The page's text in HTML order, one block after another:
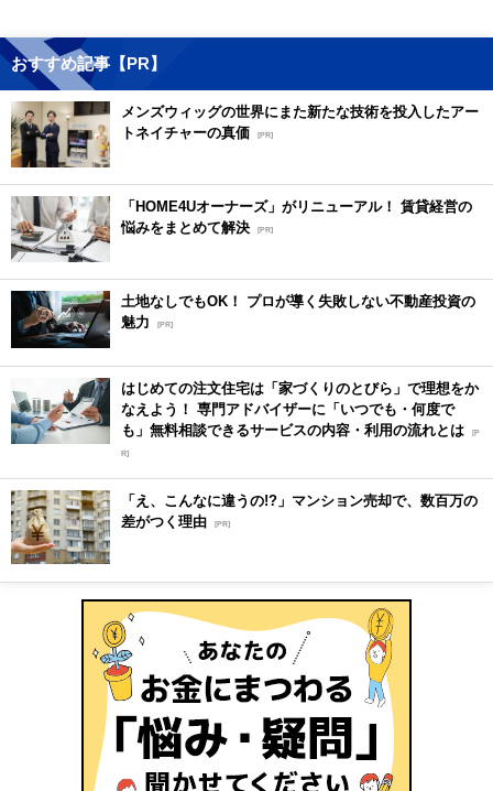
おすすめ記事【PR】
メンズウィッグの世界にまた新たな技術を投入したアー
トネイチャーの真価 [PR]
「HOME4Uオーナーズ」がリニューアル！ 賃貸経営の
悩みをまとめて解決 [PR]
土地なしでもOK！ プロが導く失敗しない不動産投資の
魅力
[PR]
はじめての注文住宅は「家づくりのとびら」で理想をか
なえよう！ 専門アドバイザーに「いつでも・何度で
も」無料相談できるサービスの内容・利用の流れとは [P
R]
「え、こんなに違うの!?」マンション売却で、数百万の
差がつく理由 [PR]